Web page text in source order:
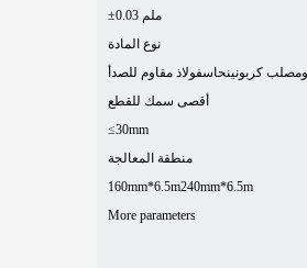
±0.03 ملم
نوع المادة
صلب كربونينحاسفولاذ مقاوم للصدأ
أقصى سمك للقطع
≤30mm
منطقة المعالجة
160mm*6.5m240mm*6.5m
More parameters